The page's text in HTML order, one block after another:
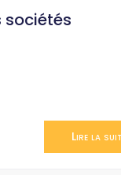
sociétés
Lire la